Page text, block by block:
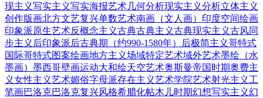
现主义写实主义写实海报艺术几何分析现实主义分析立体主义
创作版画北方文艺复兴单数艺术南画（文人画） 印度空间绘画
印象派原生艺术反概念主义古典古典主义古典现实主义古风同
步主义 后印象派后古典期（约990-1580年） 后极简主义哥特式
国际哥特式图案绘画地方主义场域特定艺术域外艺术墨绘（水
墨画） 墨西哥壁画运动大和绘天空艺术奥斯曼帝国时期奥费主
义女性主义艺术媚俗字母派存在主义艺术学院艺术射光主义 工
笔画巴洛克巴洛克复兴风格希腊化帖木儿时期幻想写实主义幻